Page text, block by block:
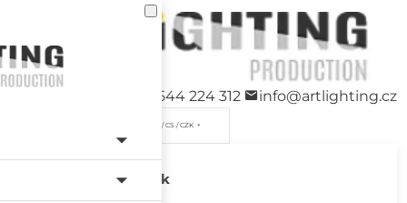
+420 544 224 312 info@artlighting.cz
/ CS / CZK
Jazyk